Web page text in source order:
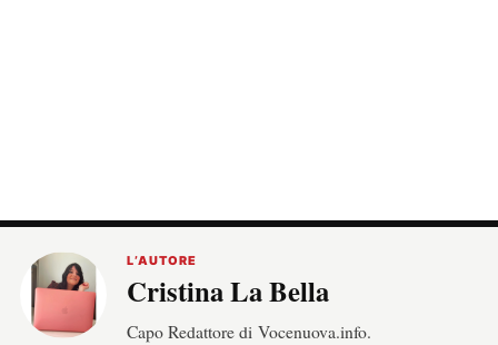
L’AUTORE
Cristina La Bella
Capo Redattore di Vocenuova.info.